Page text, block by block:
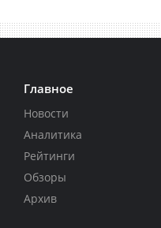
Главное
Новости
Аналитика
Рейтинги
Обзоры
Архив